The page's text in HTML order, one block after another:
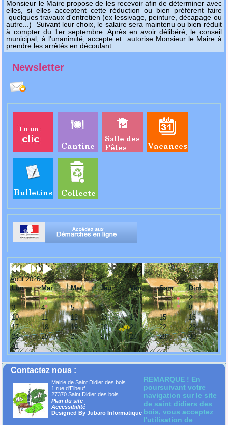
Monsieur le Maire propose de les recevoir afin de déterminer avec
elles, si elles acceptent cette réduction ou bien préfèrent faire
quelques travaux d'entretien (ex lessivage, peinture, décapage ou
autre...) Suivant leur choix, le salaire sera maintenu ou bien réduit
à compter du 1er septembre. Après en avoir délibéré, le conseil
municipal, à l'unanimité, accepte et autorise Monsieur le Maire à
prendre les arrêtés en découlant.
Newsletter
Août 2026
Lun
Mar Mer Jeu Ven Sam
Dim
1
2
3
4 5 6 7 8
9
10
11 12 13 14 15
16
17
18 19 20 21 22
23
24
25 26 27 28 29
30
31
Contactez nous :
Mairie de Saint Didier des bois
1 rue d'Elbeuf
27370 Saint Didier des bois
Plan du site
Accessibilité
Designed By Jubaro Informatique
REMARQUE ! En
poursuivant votre
navigation sur le site
de saint didiers des
bois, vous acceptez
l'utilisation de